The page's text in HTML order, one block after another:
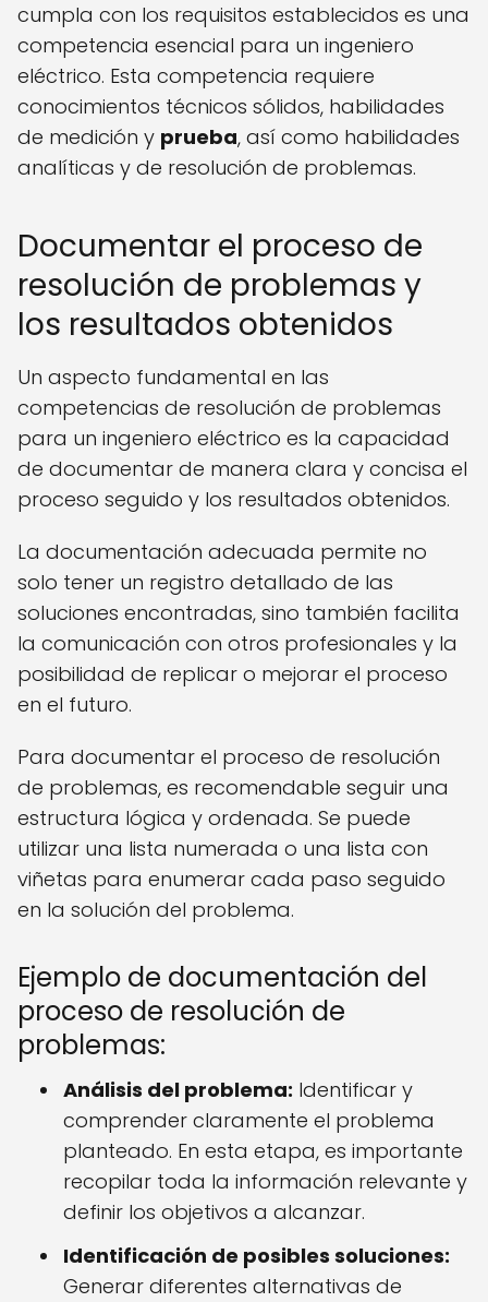
cumpla con los requisitos establecidos es una
competencia esencial para un ingeniero
eléctrico. Esta competencia requiere
conocimientos técnicos sólidos, habilidades
de medición y prueba, así como habilidades
analíticas y de resolución de problemas.
Documentar el proceso de
resolución de problemas y
los resultados obtenidos
Un aspecto fundamental en las
competencias de resolución de problemas
para un ingeniero eléctrico es la capacidad
de documentar de manera clara y concisa el
proceso seguido y los resultados obtenidos.
La documentación adecuada permite no
solo tener un registro detallado de las
soluciones encontradas, sino también facilita
la comunicación con otros profesionales y la
posibilidad de replicar o mejorar el proceso
en el futuro.
Para documentar el proceso de resolución
de problemas, es recomendable seguir una
estructura lógica y ordenada. Se puede
utilizar una lista numerada o una lista con
viñetas para enumerar cada paso seguido
en la solución del problema.
Ejemplo de documentación del
proceso de resolución de
problemas:
Análisis del problema: Identificar y
comprender claramente el problema
planteado. En esta etapa, es importante
recopilar toda la información relevante y
definir los objetivos a alcanzar.
Identificación de posibles soluciones:
Generar diferentes alternativas de